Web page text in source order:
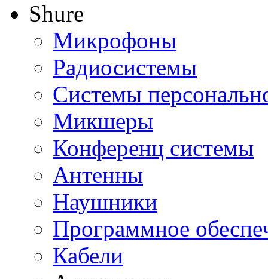
Shure
Микрофоны
Радиосистемы
Системы
Микшеры
Конференц системы
Антенны
Наушники
Программное
Кабели